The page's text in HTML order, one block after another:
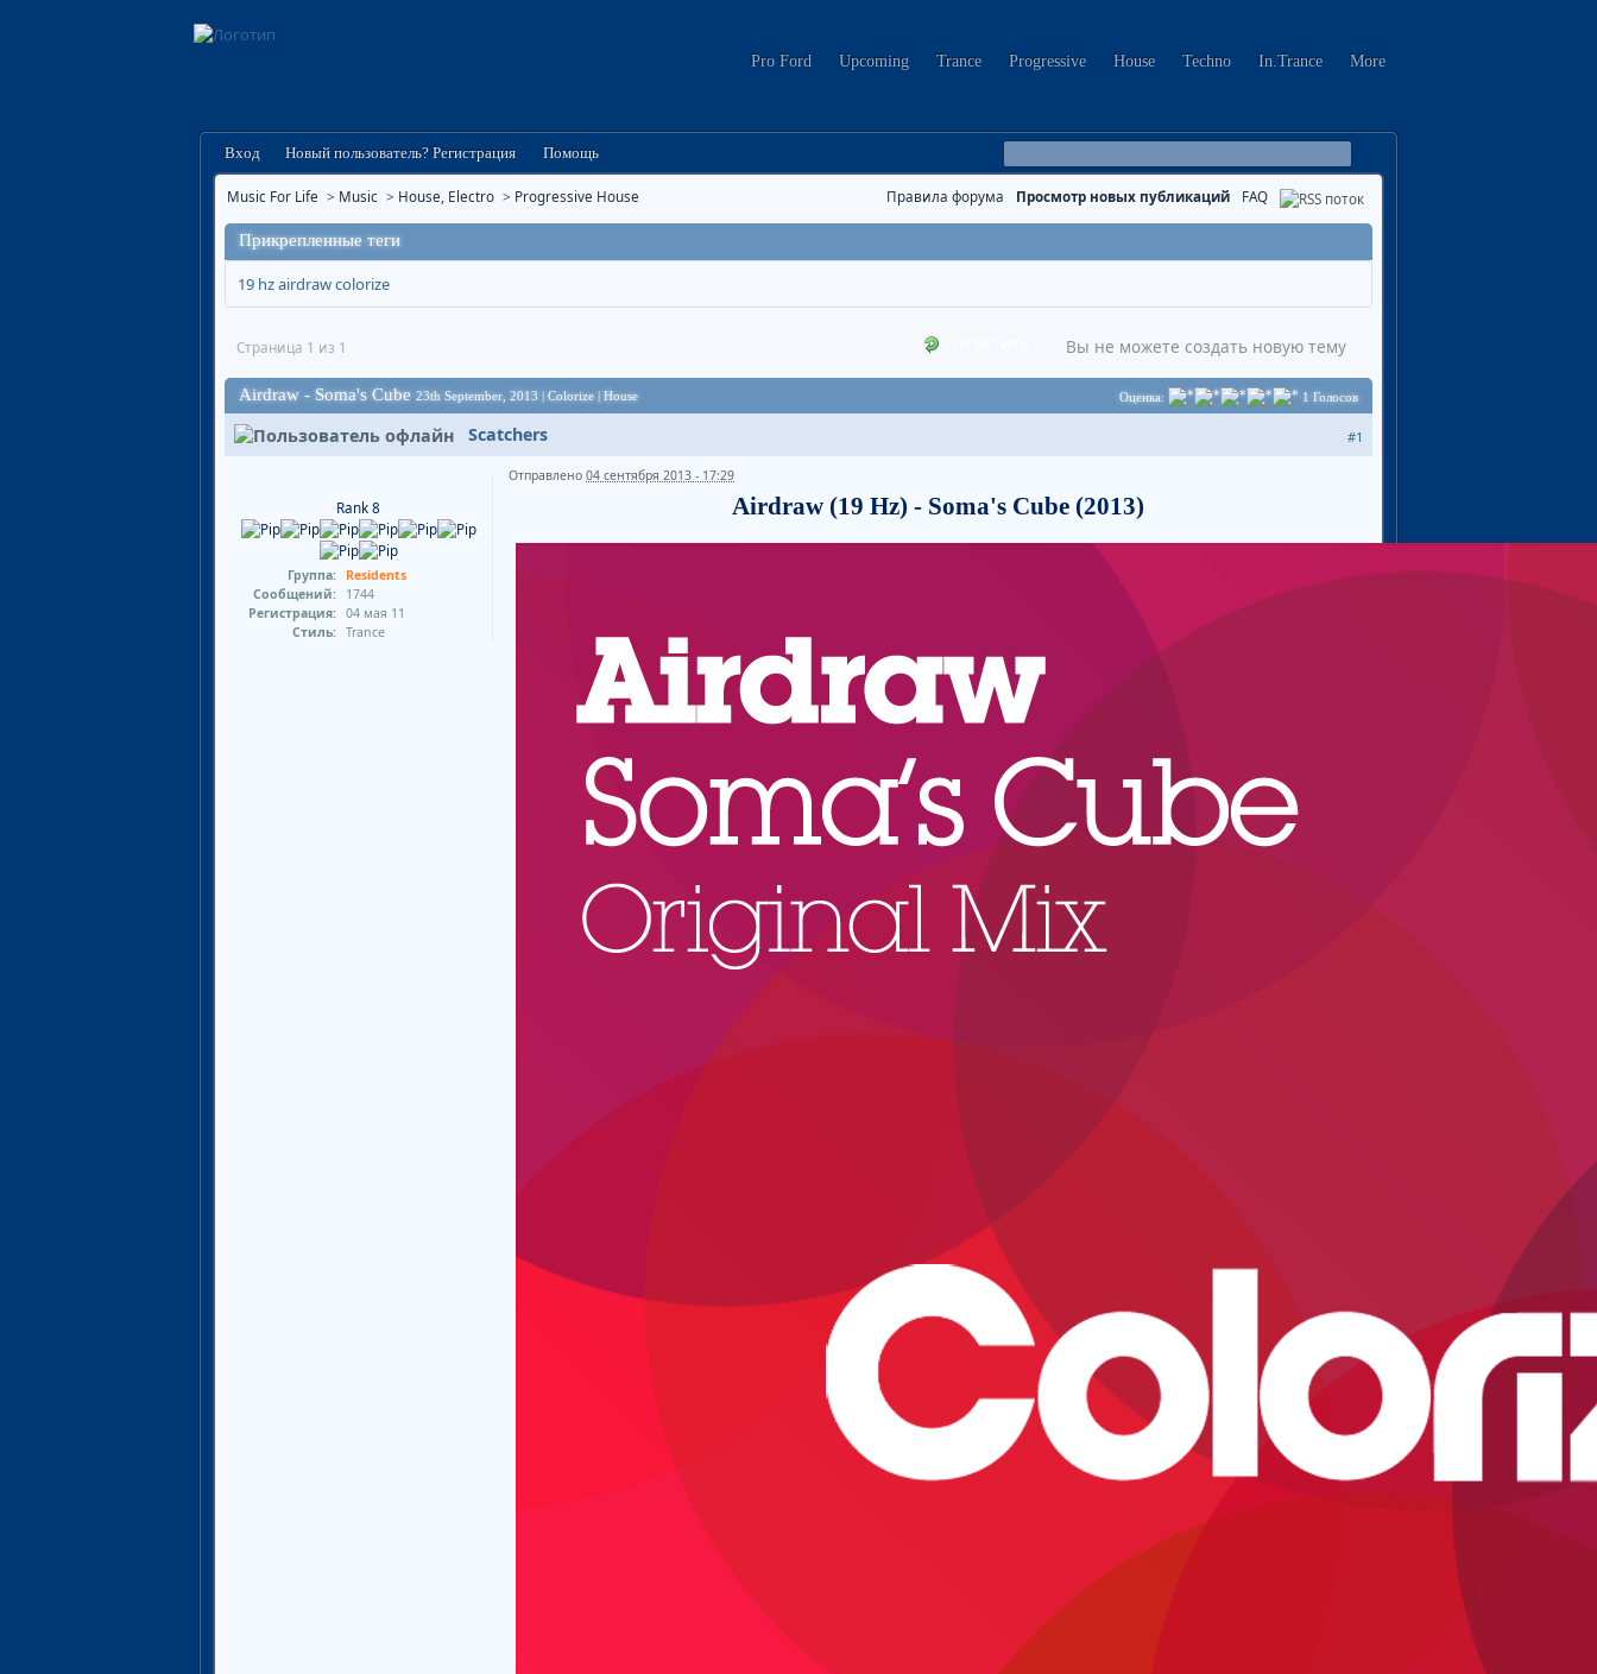
Pro Ford Upcoming Trance Progressive House Techno In.Trance More
Вход Новый пользователь? Регистрация Помощь
Music For Life > Music > House, Electro > Progressive House Правила форума Просмотр новых публикаций FAQ
Прикрепленные теги
19 hzairdrawcolorize
Страница 1 из 1 Вы не можете создать новую тему
Airdraw - Soma's Cube 23th September, 2013 | Colorize | House Оценка: 1 Голосов
#1
Scatchers
Rank 8
Группа:
Residents
Сообщений:
1744
Регистрация:
04 мая 11
Стиль:
Trance
Отправлено 04 сентября 2013 - 17:29
Airdraw (19 Hz) - Soma's Cube (2013)